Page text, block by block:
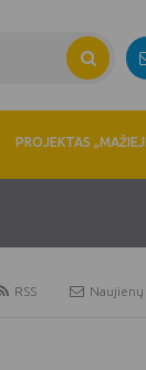
PROJEKTAS
RSS